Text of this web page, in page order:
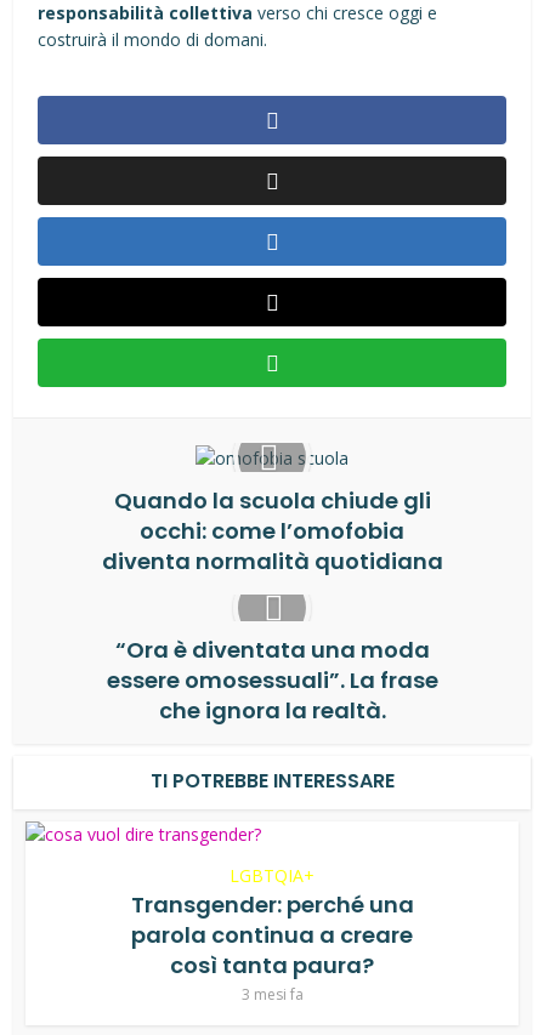
responsabilità collettiva verso chi cresce oggi e
costruirà il mondo di domani.
Quando la scuola chiude gli
occhi: come l’omofobia
diventa normalità quotidiana
“Ora è diventata una moda
essere omosessuali”. La frase
che ignora la realtà.
TI POTREBBE INTERESSARE
LGBTQIA+
Transgender: perché una
parola continua a creare
così tanta paura?
3 mesi fa